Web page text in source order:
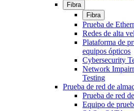
Fibra
Fibra
Prueba de
Redes de alta
Plataforma de
equipos ópticos
Cybersecurity
Network
Testing
Prueba de red de
Prueba de red
Equipo de